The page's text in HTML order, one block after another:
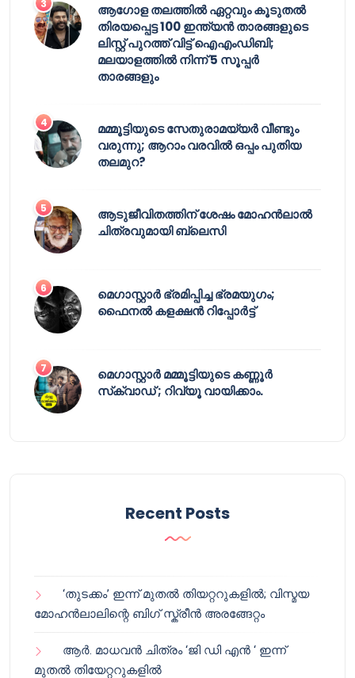
ആഗോള തലത്തിൽ ഏറ്റവും കൂടുതൽ
തിരയപ്പെട്ട 100 ഇന്ത്യൻ താരങ്ങളുടെ
ലിസ്റ്റ് പുറത്ത് വിട്ട് ഐഎംഡിബി;
മലയാളത്തിൽ നിന്ന് 5 സൂപ്പർ
താരങ്ങളും
മമ്മൂട്ടിയുടെ സേതുരാമയ്യർ വീണ്ടും
വരുന്നു; ആറാം വരവിൽ ഒപ്പം പുതിയ
തലമുറ?
ആടുജീവിതത്തിന് ശേഷം മോഹൻലാൽ
ചിത്രവുമായി ബ്ലെസി
മെഗാസ്റ്റാർ ഭ്രമിപ്പിച്ച ഭ്രമയുഗം;
ഫൈനൽ കളക്ഷൻ റിപ്പോർട്ട്
മെഗാസ്റ്റാർ മമ്മൂട്ടിയുടെ കണ്ണൂർ
സ്‌ക്വാഡ് ; റിവ്യൂ വായിക്കാം.
Recent Posts
‘തുടക്കം’ ഇന്ന് മുതൽ തിയറ്ററുകളിൽ; വിസ്മയ
മോഹൻലാലിന്റെ ബിഗ് സ്ക്രീൻ അരങ്ങേറ്റം
ആർ. മാധവൻ ചിത്രം ‘ജി ഡി എൻ ‘ ഇന്ന്
മുതൽ തിയേറ്ററുകളിൽ